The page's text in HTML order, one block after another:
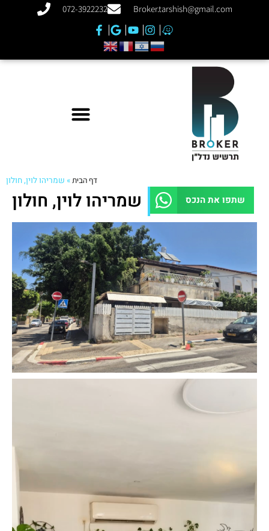
072-3922232 Broker.tarshish@gmail.com
דף הבית» שמריהו לוין, חולון
שמריהו לוין, חולון שתפו את הנכס